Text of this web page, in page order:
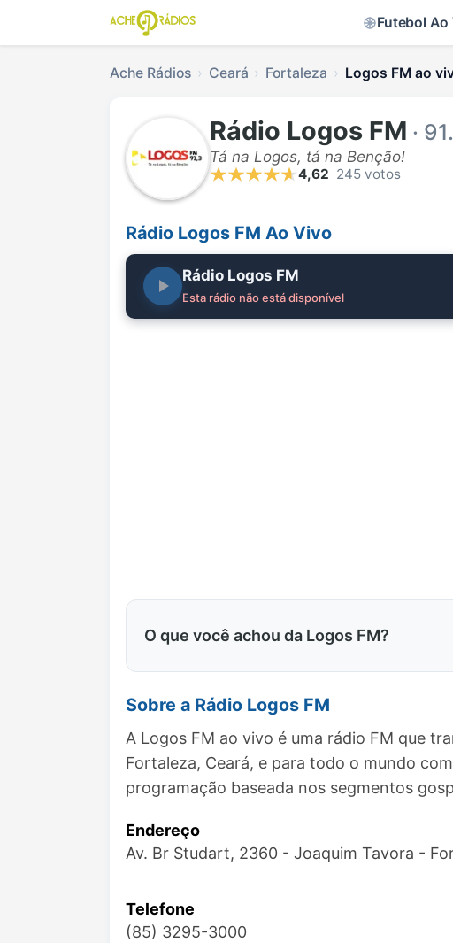
Futebol Ao
Ache Rádios Ceará Fortaleza Logos FM ao
Rádio Logos FM ·
Tá na Logos, tá na Benção!
4,62 245 votos
Rádio Logos FM Ao Vivo
Rádio Logos FM
Esta rádio não está disponível
O que você achou da Logos FM?
Sobre a Rádio Logos FM
A Logos FM ao vivo é uma rádio FM que
Fortaleza, Ceará, e para todo o mundo
programação baseada nos segmentos
Endereço
Av. Br Studart, 2360 - Joaquim Tavora -
Telefone
(85) 3295-3000